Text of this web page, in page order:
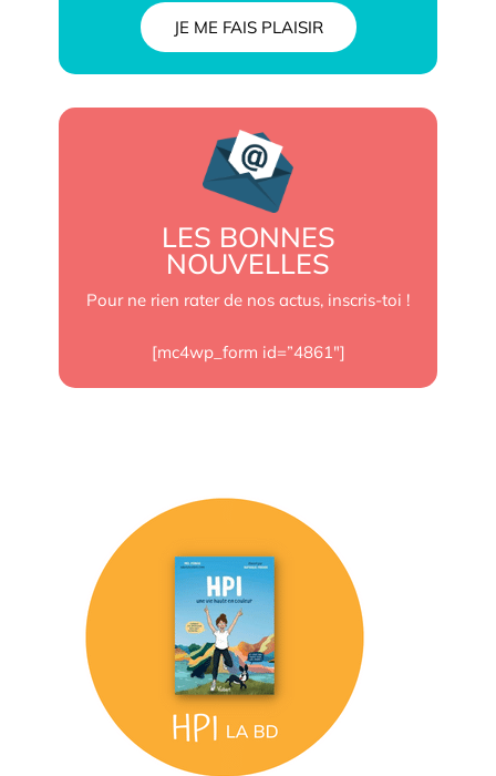
JE ME FAIS PLAISIR
LES BONNES
NOUVELLES
Pour ne rien rater de nos actus, inscris-toi !
[mc4wp_form id=”4861″]